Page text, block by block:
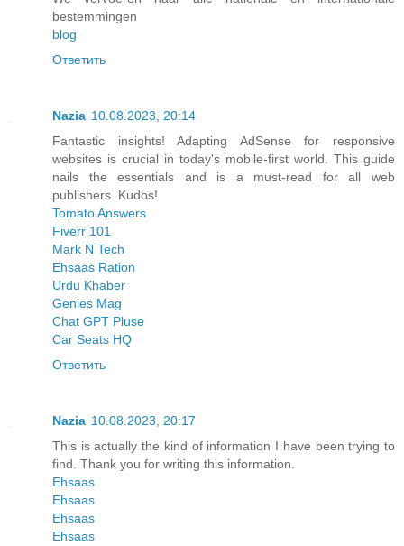
bestemmingen
blog
Ответить
Nazia 10.08.2023, 20:14
Fantastic insights! Adapting AdSense for responsive
websites is crucial in today's mobile-first world. This guide
nails the essentials and is a must-read for all web
publishers. Kudos!
Tomato Answers
Fiverr 101
Mark N Tech
Ehsaas Ration
Urdu Khaber
Genies Mag
Chat GPT Pluse
Car Seats HQ
Ответить
Nazia 10.08.2023, 20:17
This is actually the kind of information I have been trying to
find. Thank you for writing this information.
Ehsaas
Ehsaas
Ehsaas
Ehsaas